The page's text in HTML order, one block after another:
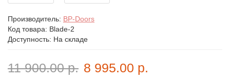
Производитель: BP-Doors
Код товара: Blade-2
Доступность: На складе
11 900.00 р. 8 995.00 р.